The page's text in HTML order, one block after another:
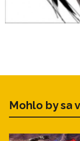
Mohlo by sa